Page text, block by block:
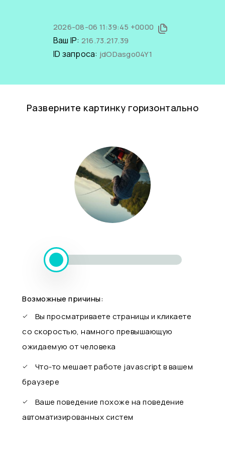
2026-08-06 11:39:45 +0000
Ваш IP: 216.73.217.39
ID запроса: jdODasgo04Y1
Разверните картинку горизонтально
Возможные причины:
Вы просматриваете страницы и кликаете
со скоростью, намного превышающую
ожидаемую от человека
Что-то мешает работе javascript в вашем
браузере
Ваше поведение похоже на поведение
автоматизированных систем